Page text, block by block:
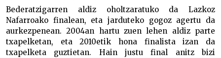
Bederatzigarren aldiz oholtzaratuko da Lazkoz
Nafarroako finalean, eta jarduteko gogoz agertu da
aurkezpenean. 2004an hartu zuen lehen aldiz parte
txapelketan, eta 2010etik hona finalista izan da
txapelketa guztietan. Hain justu final anitz bizi